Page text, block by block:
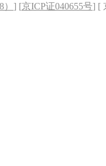
] [京ICP证040655号] [